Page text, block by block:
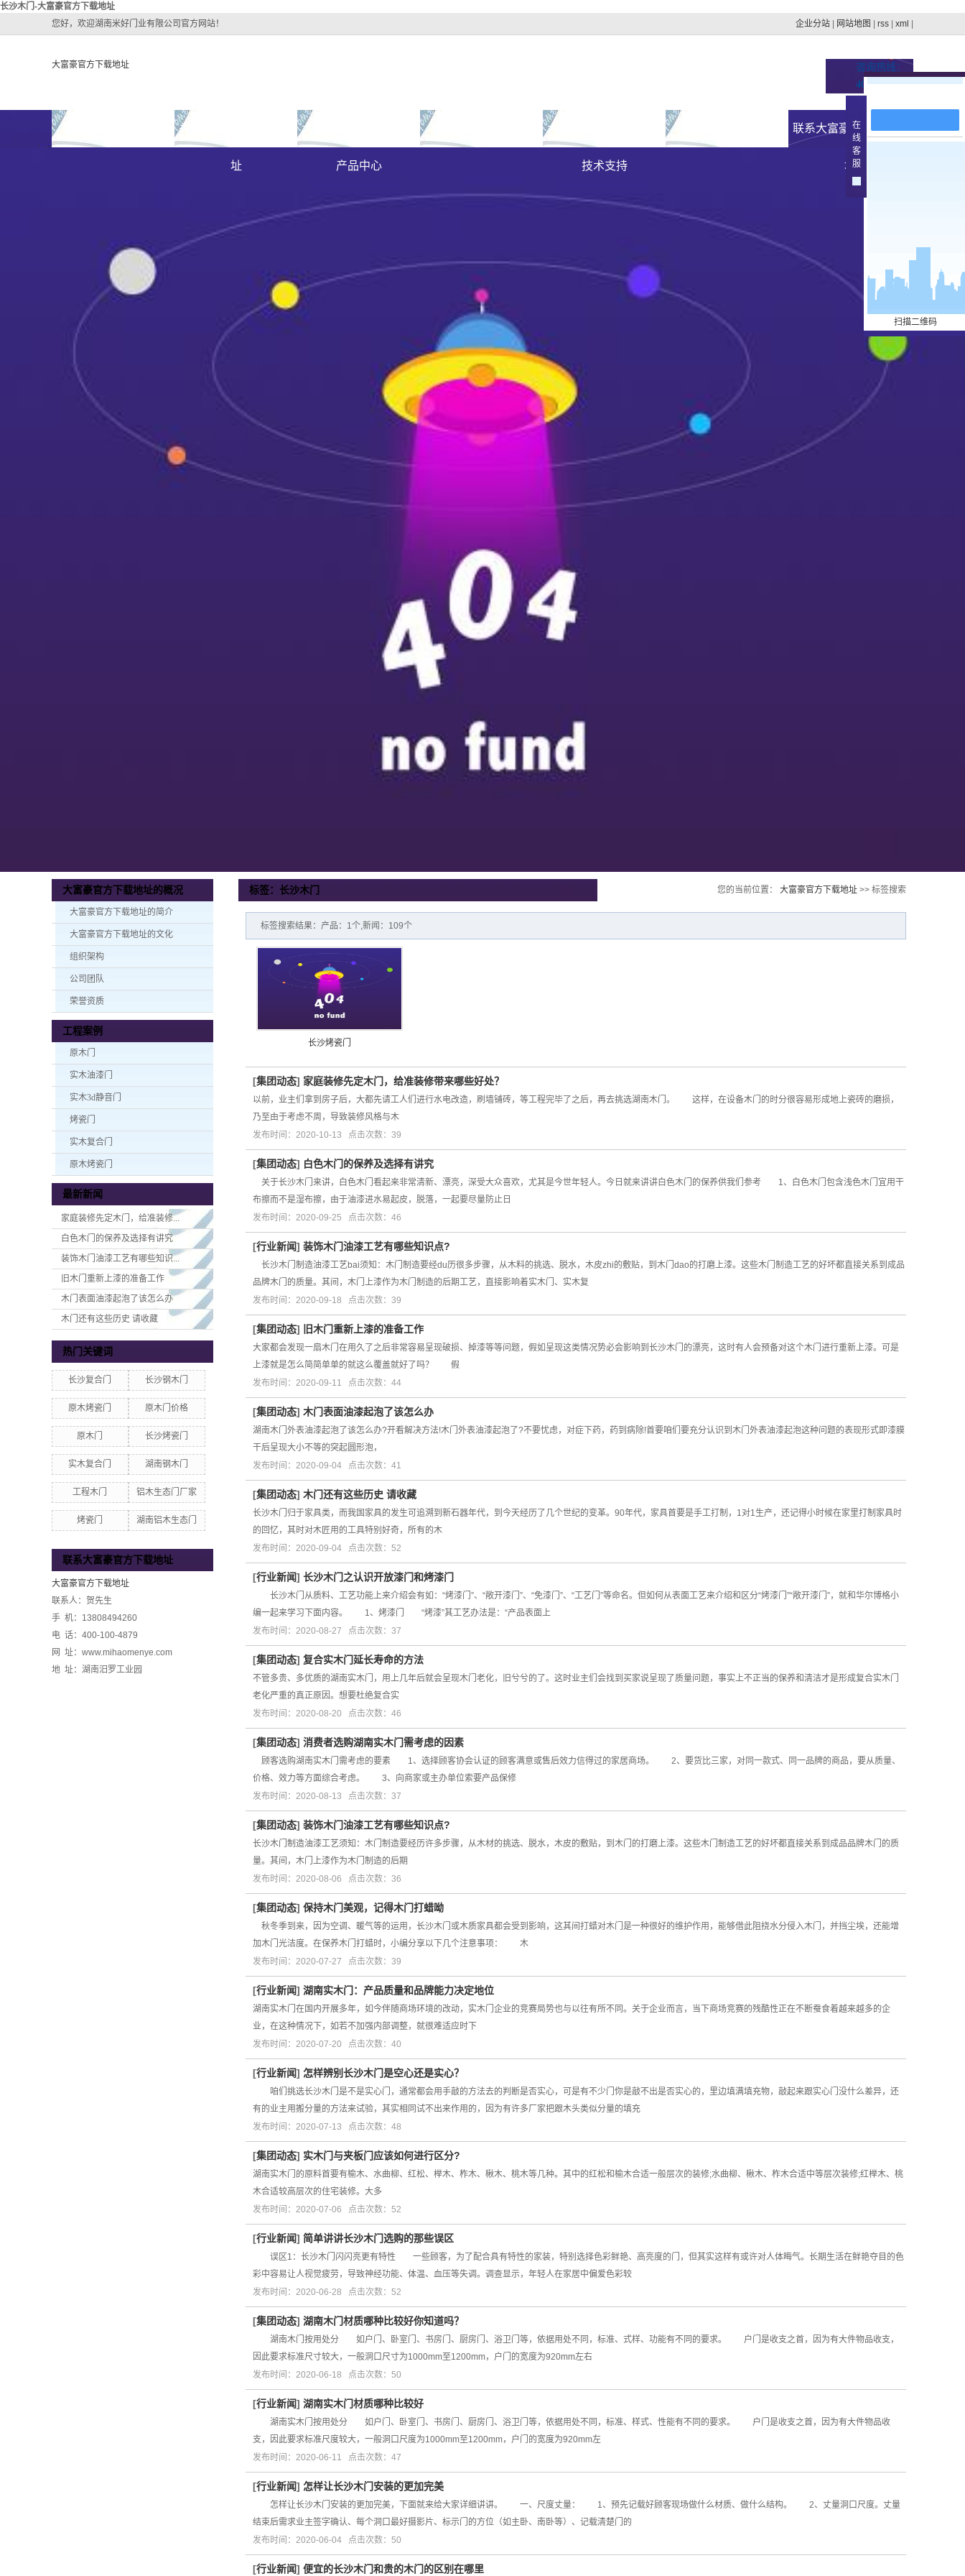
长沙木门-大富豪官方下载地址
您好，欢迎湖南米好门业有限公司官方网站！
企业分站 网站地图 rss xml
大富豪官方下载地址
咨询热线：
400-100-4879
关于大富豪官方下载地
址
大富豪官方下载地址的
大富豪官方下载地址的
产品中心
原木门
实木复合门
大富豪官方下载地址的
技术支持
联系大富豪官方下载地
址
大富豪官方下载地址的概况
大富豪官方下载地址的简介
大富豪官方下载地址的文化
组织架构
公司团队
荣誉资质
工程案例
原木门
实木油漆门
实木3d静音门
烤瓷门
实木复合门
原木烤瓷门
最新新闻
家庭装修先定木门，给准装修...
白色木门的保养及选择有讲究
装饰木门油漆工艺有哪些知识...
旧木门重新上漆的准备工作
木门表面油漆起泡了该怎么办
木门还有这些历史 请收藏
热门关键词
长沙复合门 长沙钢木门
原木烤瓷门 原木门价格
原木门 长沙烤瓷门
实木复合门 湖南钢木门
工程木门 铝木生态门厂家
烤瓷门 湖南铝木生态门
联系大富豪官方下载地址
大富豪官方下载地址
联系人：贺先生
手 机：13808494260
电 话：400-100-4879
网 址：www.mihaomenye.com
地 址：湖南汨罗工业园
标签：长沙木门 您的当前位置： 大富豪官方下载地址 >> 标签搜索
标签搜索结果：产品：1个,新闻：109个
长沙烤瓷门
[集团动态] 家庭装修先定木门，给准装修带来哪些好处？
以前，业主们拿到房子后，大都先请工人们进行水电改造，刷墙铺砖，等工程完毕了之后，再去挑选湖南木门。 这样，在设备木门的时分很容易形成地上瓷砖的磨损，
乃至由于考虑不周，导致装修风格与木
发布时间：2020-10-13 点击次数：39
[集团动态] 白色木门的保养及选择有讲究
关于长沙木门来讲，白色木门看起来非常清新、漂亮，深受大众喜欢，尤其是今世年轻人。今日就来讲讲白色木门的保养供我们参考 1、白色木门包含浅色木门宜用干
布擦而不是湿布擦，由于油漆进水易起皮，脱落，一起要尽量防止日
发布时间：2020-09-25 点击次数：46
[行业新闻] 装饰木门油漆工艺有哪些知识点?
长沙木门制造油漆工艺bai须知：木门制造要经du历很多步骤，从木料的挑选、脱水，木皮zhi的敷贴，到木门dao的打磨上漆。这些木门制造工艺的好坏都直接关系到成品
品牌木门的质量。其间，木门上漆作为木门制造的后期工艺，直接影响着实木门、实木复
发布时间：2020-09-18 点击次数：39
[集团动态] 旧木门重新上漆的准备工作
大家都会发现一扇木门在用久了之后非常容易呈现破损、掉漆等等问题，假如呈现这类情况势必会影响到长沙木门的漂亮，这时有人会预备对这个木门进行重新上漆。可是
上漆就是怎么简简单单的就这么覆盖就好了吗？ 假
发布时间：2020-09-11 点击次数：44
[集团动态] 木门表面油漆起泡了该怎么办
湖南木门外表油漆起泡了该怎么办?开看解决方法!木门外表油漆起泡了?不要忧虑，对症下药，药到病除!首要咱们要充分认识到木门外表油漆起泡这种问题的表现形式即漆膜
干后呈现大小不等的突起圆形泡，
发布时间：2020-09-04 点击次数：41
[集团动态] 木门还有这些历史 请收藏
长沙木门归于家具类，而我国家具的发生可追溯到新石器年代，到今天经历了几个世纪的变革。90年代，家具首要是手工打制，1对1生产，还记得小时候在家里打制家具时
的回忆，其时对木匠用的工具特别好奇，所有的木
发布时间：2020-09-04 点击次数：52
[行业新闻] 长沙木门之认识开放漆门和烤漆门
长沙木门从质料、工艺功能上来介绍会有如：“烤漆门”、“敞开漆门”、“免漆门”、“工艺门”等命名。但如何从表面工艺来介绍和区分“烤漆门”“敞开漆门”，就和华尔博格小
编一起来学习下面内容。 1、烤漆门 “烤漆”其工艺办法是：“产品表面上
发布时间：2020-08-27 点击次数：37
[集团动态] 复合实木门延长寿命的方法
不管多贵、多优质的湖南实木门，用上几年后就会呈现木门老化，旧兮兮的了。这时业主们会找到买家说呈现了质量问题，事实上不正当的保养和清洁才是形成复合实木门
老化严重的真正原因。想要杜绝复合实
发布时间：2020-08-20 点击次数：46
[集团动态] 消费者选购湖南实木门​需考虑的因素
顾客选购湖南实木门需考虑的要素 1、选择顾客协会认证的顾客满意或售后效力信得过的家居商场。 2、要货比三家，对同一款式、同一品牌的商品，要从质量、
价格、效力等方面综合考虑。 3、向商家或主办单位索要产品保修
发布时间：2020-08-13 点击次数：37
[集团动态] 装饰木门油漆工艺有哪些知识点?
长沙木门制造油漆工艺须知：木门制造要经历许多步骤，从木材的挑选、脱水，木皮的敷贴，到木门的打磨上漆。这些木门制造工艺的好坏都直接关系到成品品牌木门的质
量。其间，木门上漆作为木门制造的后期
发布时间：2020-08-06 点击次数：36
[集团动态] 保持木门美观，记得木门打蜡呦
秋冬季到来，因为空调、暖气等的运用，长沙木门或木质家具都会受到影响，这其间打蜡对木门是一种很好的维护作用，能够借此阻挠水分侵入木门，并挡尘埃，还能增
加木门光洁度。在保养木门打蜡时，小编分享以下几个注意事项： 木
发布时间：2020-07-27 点击次数：39
[行业新闻] 湖南实木门：产品质量和品牌能力决定地位
湖南实木门在国内开展多年，如今伴随商场环境的改动，实木门企业的竞赛局势也与以往有所不同。关于企业而言，当下商场竞赛的残酷性正在不断蚕食着越来越多的企
业，在这种情况下，如若不加强内部调整，就很难适应时下
发布时间：2020-07-20 点击次数：40
[行业新闻] 怎样辨别长沙木门是空心还是实心？
咱们挑选长沙木门是不是实心门，通常都会用手敲的方法去的判断是否实心，可是有不少门你是敲不出是否实心的，里边填满填充物，敲起来跟实心门没什么差异，还
有的业主用搬分量的方法来试验，其实相同试不出来作用的，因为有许多厂家把跟木头类似分量的填充
发布时间：2020-07-13 点击次数：48
[集团动态] 实木门与夹板门应该如何进行区分?
湖南实木门的原料首要有榆木、水曲柳、红松、榉木、柞木、楸木、桃木等几种。其中的红松和榆木合适一般层次的装修;水曲柳、楸木、柞木合适中等层次装修;红榉木、桃
木合适较高层次的住宅装修。大多
发布时间：2020-07-06 点击次数：52
[行业新闻] 简单讲讲长沙木门选购的那些误区
误区1：长沙木门闪闪亮更有特性 一些顾客，为了配合具有特性的家装，特别选择色彩鲜艳、高亮度的门，但其实这样有或许对人体晦气。长期生活在鲜艳夺目的色
彩中容易让人视觉疲劳，导致神经功能、体温、血压等失调。调查显示，年轻人在家居中偏爱色彩较
发布时间：2020-06-28 点击次数：52
[集团动态] 湖南木门材质哪种比较好你知道吗？
湖南木门按用处分 如户门、卧室门、书房门、厨房门、浴卫门等，依据用处不同，标准、式样、功能有不同的要求。 户门是收支之首，因为有大件物品收支，
因此要求标准尺寸较大，一般洞口尺寸为1000mm至1200mm，户门的宽度为920mm左右
发布时间：2020-06-18 点击次数：50
[行业新闻] 湖南实木门材质哪种比较好
湖南实木门按用处分 如户门、卧室门、书房门、厨房门、浴卫门等，依据用处不同，标准、样式、性能有不同的要求。 户门是收支之首，因为有大件物品收
支，因此要求标准尺度较大，一般洞口尺度为1000mm至1200mm，户门的宽度为920mm左
发布时间：2020-06-11 点击次数：47
[行业新闻] 怎样让长沙木门​安装的更加完美
怎样让长沙木门安装的更加完美，下面就来给大家详细讲讲。 一、尺度丈量： 1、预先记载好顾客现场做什么材质、做什么结构。 2、丈量洞口尺度。丈量
结束后需求业主签字确认、每个洞口最好摄影片、标示门的方位（如主卧、南卧等）、记载清楚门的
发布时间：2020-06-04 点击次数：50
[行业新闻] 便宜的长沙木门和贵的木门的区别在哪里
在
线
客
服
扫描二维码